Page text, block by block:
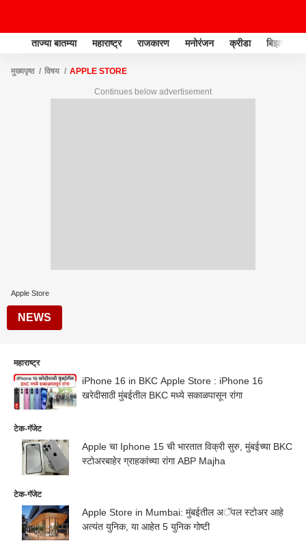
ताज्या बातम्या महाराष्ट्र राजकारण मनोरंजन क्रीडा बिझनेस
मुख्यपृष्ठ विषय APPLE STORE
Continues below advertisement
Apple Store
NEWS
महाराष्ट्र
iPhone 16 in BKC Apple Store : iPhone 16
खरेदीसाठी मुंबईतील BKC मध्ये सकाळपासून रांगा
टेक-गॅजेट
Apple चा Iphone 15 ची भारतात विक्री सुरु, मुंबईच्या BKC
स्टोअरबाहेर ग्राहकांच्या रांगा ABP Majha
टेक-गॅजेट
Apple Store in Mumbai: मुंबईतील अॅपल स्टोअर आहे
अत्यंत युनिक, या आहेत 5 युनिक गोष्टी